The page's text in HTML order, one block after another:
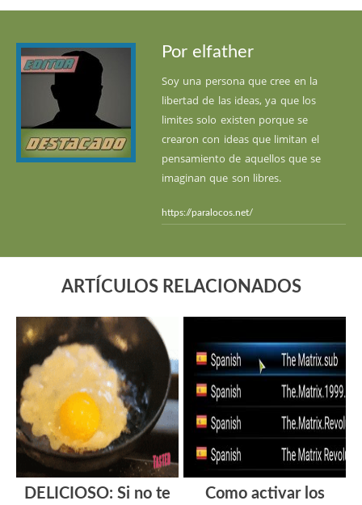
Por elfather
Soy una persona que cree en la
libertad de las ideas, ya que los
limites solo existen porque se
crearon con ideas que limitan el
pensamiento de aquellos que se
imaginan que son libres.
https://paralocos.net/
ARTÍCULOS RELACIONADOS
DELICIOSO: Si no te
Como activar los